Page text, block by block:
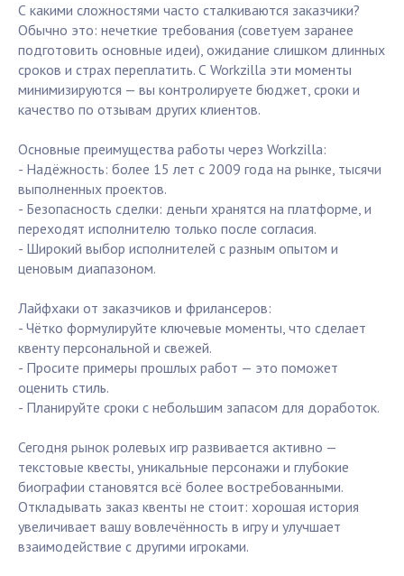
С какими сложностями часто сталкиваются заказчики?
Обычно это: нечеткие требования (советуем заранее
подготовить основные идеи), ожидание слишком длинных
сроков и страх переплатить. С Workzilla эти моменты
минимизируются — вы контролируете бюджет, сроки и
качество по отзывам других клиентов.
Основные преимущества работы через Workzilla:
- Надёжность: более 15 лет с 2009 года на рынке, тысячи
выполненных проектов.
- Безопасность сделки: деньги хранятся на платформе, и
переходят исполнителю только после согласия.
- Широкий выбор исполнителей с разным опытом и
ценовым диапазоном.
Лайфхаки от заказчиков и фрилансеров:
- Чётко формулируйте ключевые моменты, что сделает
квенту персональной и свежей.
- Просите примеры прошлых работ — это поможет
оценить стиль.
- Планируйте сроки с небольшим запасом для доработок.
Сегодня рынок ролевых игр развивается активно —
текстовые квесты, уникальные персонажи и глубокие
биографии становятся всё более востребованными.
Откладывать заказ квенты не стоит: хорошая история
увеличивает вашу вовлечённость в игру и улучшает
взаимодействие с другими игроками.